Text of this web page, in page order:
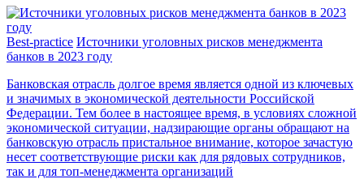
Best-practice Источники уголовных рисков менеджмента
банков в 2023 году
Банковская отрасль долгое время является одной из ключевых
и значимых в экономической деятельности Российской
Федерации. Тем более в настоящее время, в условиях сложной
экономической ситуации, надзирающие органы обращают на
банковскую отрасль пристальное внимание, которое зачастую
несет соответствующие риски как для рядовых сотрудников,
так и для топ-менеджмента организаций